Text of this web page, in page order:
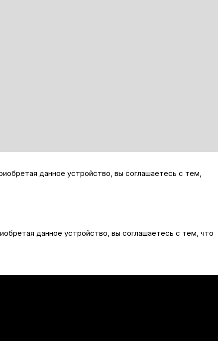
данное устройство, вы соглашаетесь с тем,
данное устройство, вы соглашаетесь с тем, что